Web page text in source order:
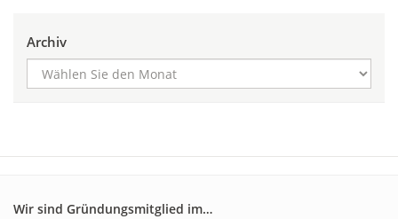
Archiv
Wir sind Gründungsmitglied im…